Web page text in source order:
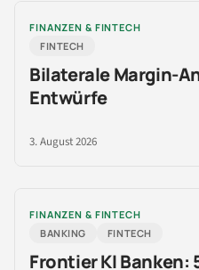
FINANZEN & FINTECH
FINTECH
Bilaterale Margin-
Entwürfe
3. August 2026
FINANZEN & FINTECH
BANKING
FINTECH
Frontier KI